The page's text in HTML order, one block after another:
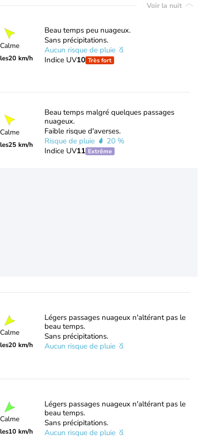
Voir la nuit
Calme
20 km/h
Beau temps peu nuageux.
Sans précipitations.
Aucun risque de pluie
Indice UV10 Très fort
Calme
25 km/h
Beau temps malgré quelques passages
nuageux.
Faible risque d'averses.
Risque de pluie
20 %
Indice UV11 Extrême
Calme
20 km/h
Légers passages nuageux n'altérant pas le
beau temps.
Sans précipitations.
Aucun risque de pluie
Calme
10 km/h
Légers passages nuageux n'altérant pas le
beau temps.
Sans précipitations.
Aucun risque de pluie